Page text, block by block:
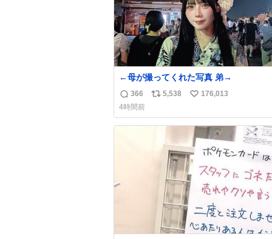
←母が撮ってくれた写真 弟→
返
信
数
366
リ
ス
5,538
い
ね
数
176,013
4時間前